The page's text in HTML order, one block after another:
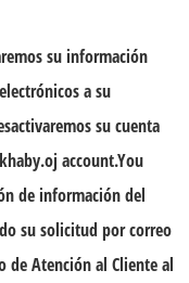
su información
a su
su cuenta
account.You
de información del
su solicitud por correo
de Atención al Cliente al